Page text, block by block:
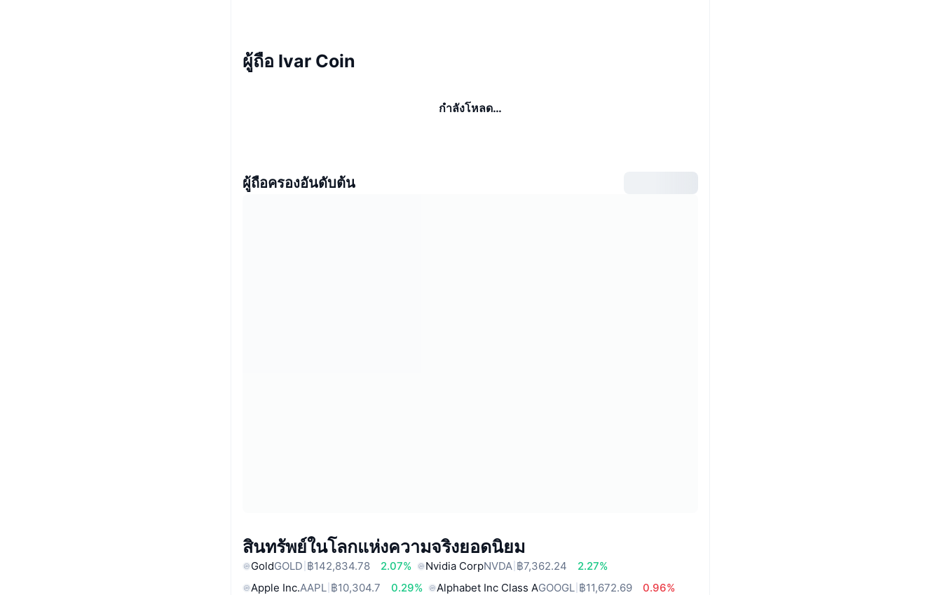
ผู้ถือ Ivar Coin
กำลังโหลด…
ผู้ถือครองอันดับต้น
สินทรัพย์ในโลกแห่งความจริงยอดนิยม
GoldGOLD ฿142,834.78 2.07% Nvidia CorpNVDA ฿7,362.24
2.27%
Apple Inc.AAPL ฿10,304.7 0.29% Alphabet Inc Class AGOOGL ฿11,672.69
0.96%